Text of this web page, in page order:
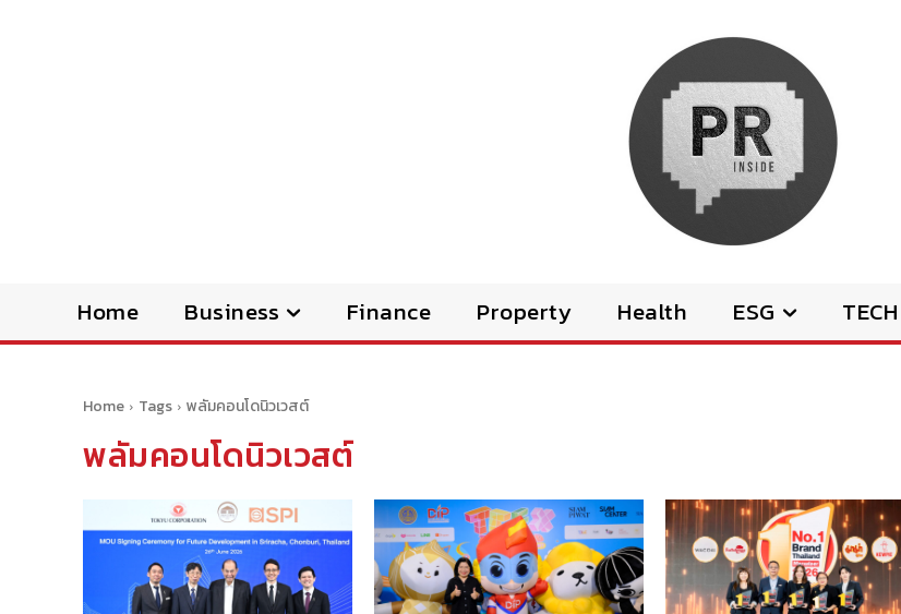
Home Business Finance Property Health ESG TECH
Home Tags พลัมคอนโดนิวเวสต์
พลัมคอนโดนิวเวสต์